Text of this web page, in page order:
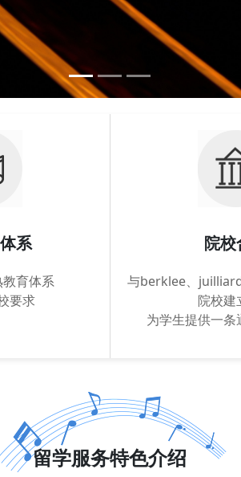
系
育体系
要求
院校
与berklee、
院校建
为学生提供一
留学服务特色介绍